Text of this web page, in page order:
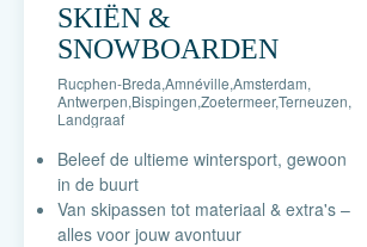
SKIËN &
SNOWBOARDEN
Rucphen-Breda,Amnéville,Amsterdam,
Antwerpen,Bispingen,Zoetermeer,Terneuzen,
Landgraaf
Beleef de ultieme wintersport, gewoon
in de buurt
Van skipassen tot materiaal & extra's –
alles voor jouw avontuur